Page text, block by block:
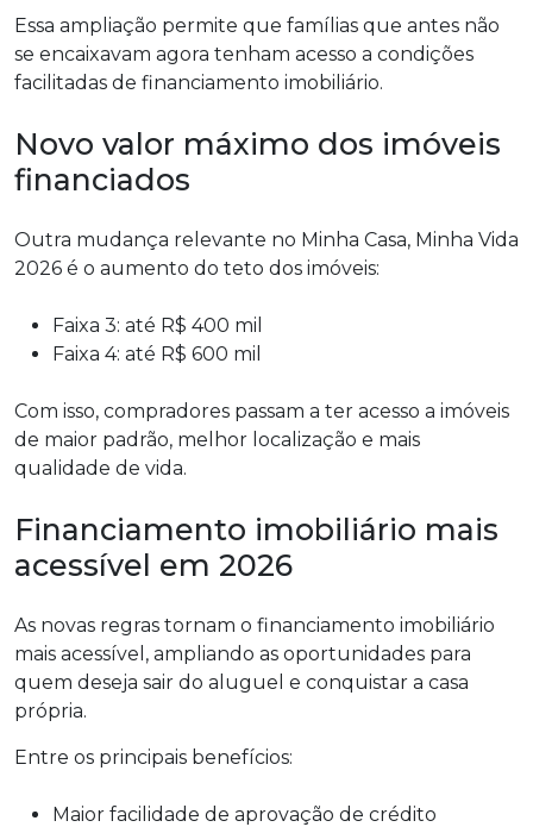
Essa ampliação permite que famílias que antes não
se encaixavam agora tenham acesso a condições
facilitadas de financiamento imobiliário.
Novo valor máximo dos imóveis
financiados
Outra mudança relevante no Minha Casa, Minha Vida
2026 é o aumento do teto dos imóveis:
Faixa 3: até R$ 400 mil
Faixa 4: até R$ 600 mil
Com isso, compradores passam a ter acesso a imóveis
de maior padrão, melhor localização e mais
qualidade de vida.
Financiamento imobiliário mais
acessível em 2026
As novas regras tornam o financiamento imobiliário
mais acessível, ampliando as oportunidades para
quem deseja sair do aluguel e conquistar a casa
própria.
Entre os principais benefícios:
Maior facilidade de aprovação de crédito